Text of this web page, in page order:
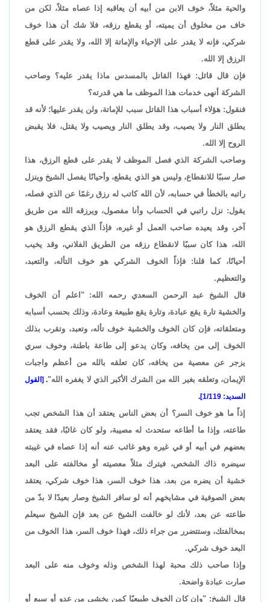
والحية مثلاً، خوف الابن من أبيه أن يعاقبه إذا عصاه مثلاً، لكن من
خاف من مخلوق أن يميته، أو يقطع رزقه، فلا شك أن هذا خوف
شركي، فإنه لا يقدر على الإحياء والإماتة إلا الله، ولا يقدر على قطع
الرزق إلا الله.
فإن قال قائل: فهذا القاتل بالمسدس ماذا يقدر عليه؟ وصاحب
الشركة أنهى خدمات هذا الموظف ما هي قدرته؟
فنقول: هؤلاء أسباب هذا القاتل سبب للإماتة، ولن يقدر عليها؛ لأنه قد
يطلق النار ولا يصيب، وقد يطلق النار ويصيب ولا يقتل، فلا يقبض
الروح إلا الله.
وصاحب الشركة الذي فصل الموظف لا يقدر على قطع الرزق، هذا
صار سببًا للانقطاع، وليس هو الذي يقطع، وأحيانًا يفصل الشيخ وينزل
راتبه بالخطأ في حسابه، لأن الله كاتب له رزق رغمًا عن الذي فصله،
يقول: نزل راتبي في الحساب وأنا مفصول، ويرزقه الله من طريق
آخر، وقد يعيده صاحب العمل أو غيره، فإذاً الذي يقطع الرزق هو
الله، هذا كان سببًا لانقطاع رزقه من الطريق الفلاني، وقد يخيب
أحيانًا، كما قلنا: فإذاً الخوف الشركي هو خوف التأله، والتعبد،
والتعظيم.
قال الشيخ عبد الرحمن السعدي رحمه الله: "اعلم أن الخوف
والخشية تارة يقع عبادة، وتارة يقع طبيعة وعادة، وذلك بحسب أسبابه
ومتعلقاته، فإن كان الخوف والخشية خوف تأله، وتعبد، وتقرب بذلك
الخوف إلى من يخافه، وكان يدعو إلى طاعة باطنة، وخوف سري
يزجر عن معصية من يخافه، كان تعلقه بالله من أعظم واجبات
الإيمان، وتعلقه بغير الله من الشرك الأكبر الذي لا يغفره الله". [القول
السديد: 1/119].
إذاً ما هو خوف السر؟ أن بعض الناس يعتقد أن هذا الشخص تجب
طاعته، وإذا ما أطاعه ستحدث له مصيبة، ولو كان غائبًا، فقد يعتقد
بعضهم في أبيه أو في غيره وهو غائب عنه أنه إذا عصاه في غيبته
سيضره ذاك الشخص، فيترك مثلاً معصيته أو مخالفته على البعد
خشية أن يضره من بعد، هذا خوف السر، هذا خوف شركي، يعتقد
بعض الصوفية في مشايخهم أنه لو سافر الشيخ وصار بعيدًا لا بدّ من
طاعته عن بعد، لأنك لو خالفت الشيخ عن بعد فإن الشيخ سيعلم
بمخالفتك، وستتضرر من جراء ذلك، فهذا خوف السر، هذا الخوف من
البعد خوف شركي.
وإذا صاحب ذلك محبة لهذا الشخص وذله وخوف منه على البعد
صارت عبادة واضحة.
قال الشيخ: "وإن كان الخوف طبيعيًا كمن يخشى من عدو أو سبع أو